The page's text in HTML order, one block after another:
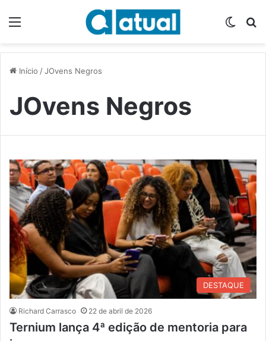
Início /JOvens Negros
JOvens Negros
DESTAQUE
Richard Carrasco 22 de abril de 2026
Ternium lança 4ª edição de mentoria para